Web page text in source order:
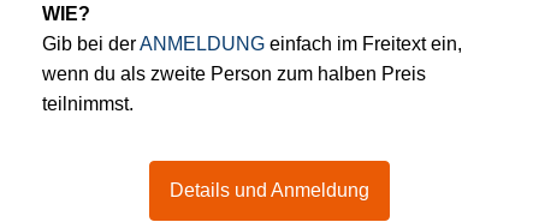
WIE?
Gib bei derANMELDUNG einfach im Freitext ein,
wenn du als zweite Person zum halben Preis
teilnimmst.
Details und Anmeldung